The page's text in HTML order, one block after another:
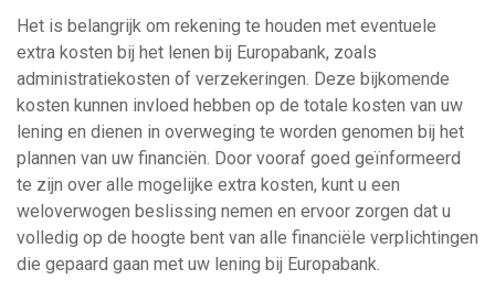
Het is belangrijk om rekening te houden met eventuele
extra kosten bij het lenen bij Europabank, zoals
administratiekosten of verzekeringen. Deze bijkomende
kosten kunnen invloed hebben op de totale kosten van uw
lening en dienen in overweging te worden genomen bij het
plannen van uw financiën. Door vooraf goed geïnformeerd
te zijn over alle mogelijke extra kosten, kunt u een
weloverwogen beslissing nemen en ervoor zorgen dat u
volledig op de hoogte bent van alle financiële verplichtingen
die gepaard gaan met uw lening bij Europabank.